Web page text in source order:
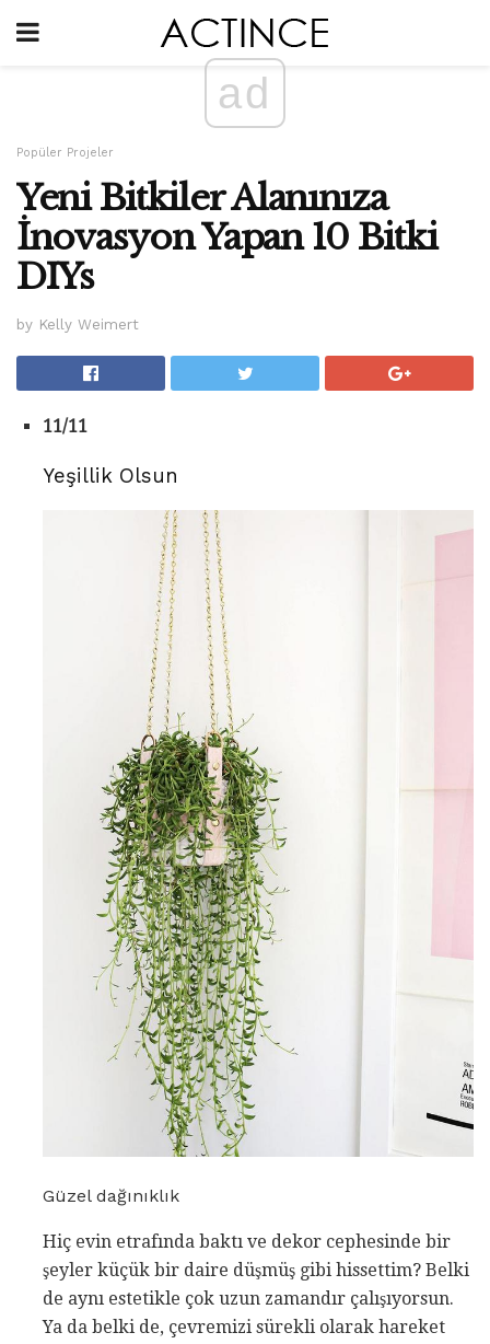
ad
Popüler Projeler
Yeni Bitkiler Alanınıza
İnovasyon Yapan 10 Bitki
DIYs
by Kelly Weimert
11/11
Yeşillik Olsun
Güzel dağınıklık
Hiç evin etrafında baktı ve dekor cephesinde bir
şeyler küçük bir daire düşmüş gibi hissettim? Belki
de aynı estetikle çok uzun zamandır çalışıyorsun.
Ya da belki de, çevremizi sürekli olarak hareket